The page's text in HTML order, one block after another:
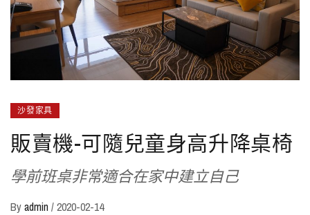
沙發家具
販賣機-可隨兒童身高升降桌椅
學前班桌非常適合在家中建立自己
Byadmin /2020-02-14